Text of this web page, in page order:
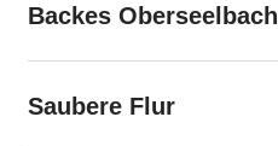
Backes Oberseelbach
Saubere Flur